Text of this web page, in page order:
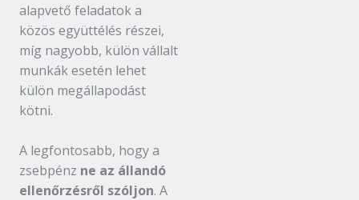
alapvető feladatok a
közös együttélés részei,
míg nagyobb, külön vállalt
munkák esetén lehet
külön megállapodást
kötni.
A legfontosabb, hogy a
zsebpénz ne az állandó
ellenőrzésről szóljon. A